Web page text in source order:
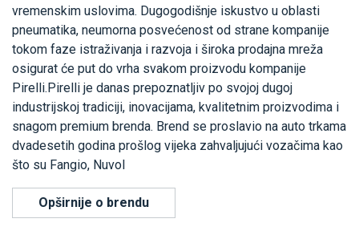
vremenskim uslovima. Dugogodišnje iskustvo u oblasti
pneumatika, neumorna posvećenost od strane kompanije
tokom faze istraživanja i razvoja i široka prodajna mreža
osigurat će put do vrha svakom proizvodu kompanije
Pirelli.Pirelli je danas prepoznatljiv po svojoj dugoj
industrijskoj tradiciji, inovacijama, kvalitetnim proizvodima i
snagom premium brenda. Brend se proslavio na auto trkama
dvadesetih godina prošlog vijeka zahvaljujući vozačima kao
što su Fangio, Nuvol
Opširnije o brendu